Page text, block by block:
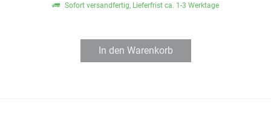
Sofort versandfertig, Lieferfrist ca. 1-3 Werktage
In den Warenkorb